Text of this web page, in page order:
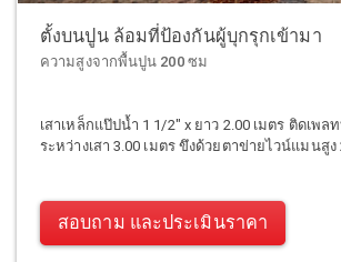
ตั้งบนปูน ล้อมที่ป้องกันผู้บุกรุกเข้ามา
ความสูงจากพื้นปูน 200 ซม
เสาเหล็กแป๊ปน้ำ 1 1/2" x ยาว 2.00 เมตร ติดเพ
ระหว่างเสา 3.00 เมตร ขึงด้วยตาข่ายไวน์แมนสูง
สอบถาม และประเมินราคา